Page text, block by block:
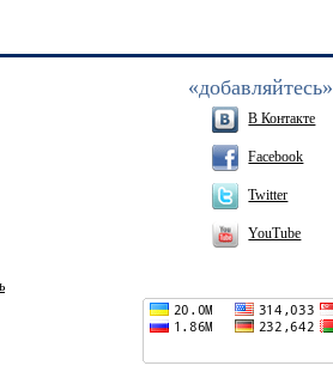
«добавляйтесь»
В Контакте
Facebook
Twitter
YouTube